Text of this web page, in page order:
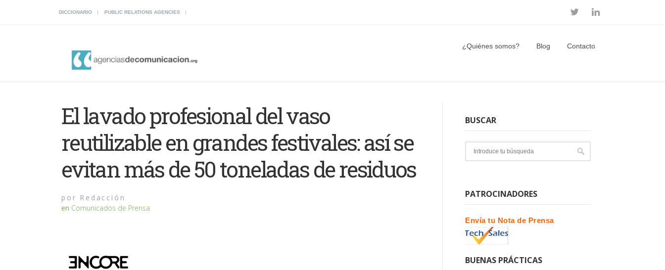
DICCIONARIO PUBLIC RELATIONS AGENCIES
¿Quiénes somos? Blog Contacto
El lavado profesional del vaso
reutilizable en grandes festivales: así se
evitan más de 50 toneladas de residuos
por Redacción
en Comunicados de Prensa
BUSCAR
PATROCINADORES
Envía tu Nota de Prensa
BUENAS PRÁCTICAS